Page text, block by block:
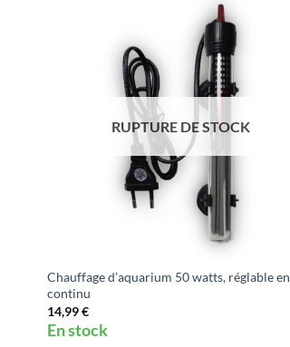
RUPTURE DE STOCK
Chauffage d’aquarium 50 watts, réglable en
continu
14,99€
En stock